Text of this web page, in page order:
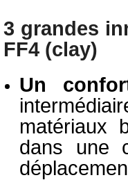
3 grandes
FF4 (clay)
Un
matériaux
dans une